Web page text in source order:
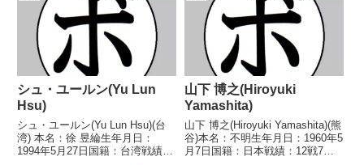
シュ・ユールン(Yu Lun
Hsu)
シュ・ユールン(Yu Lun Hsu)(台
湾) 本名：徐 昱綸生年月日：
1994年5月27日国籍：台湾戦績：
山下 博之(Hiroyuki
Yamashita)
山下 博之(Hiroyuki Yamashita)(熊
谷)本名：不明生年月日：1960年5
月7日国籍：日本戦績：12戦7勝5